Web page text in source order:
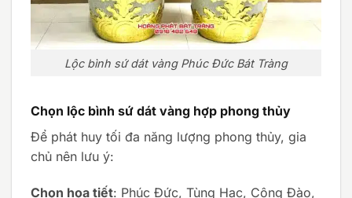
Lộc bình sứ dát vàng Phúc Đức Bát Tràng
Chọn lộc bình sứ dát vàng hợp phong thủy
Để phát huy tối đa năng lượng phong thủy, gia
chủ nên lưu ý:
Chọn họa tiết: Phúc Đức, Tùng Hạc, Công Đào,